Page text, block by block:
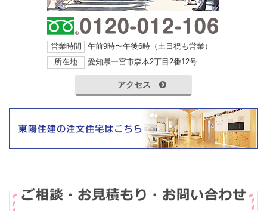
営業時間
午前9時〜午後6時（土日祝も営業）
所在地
愛知県一宮市森本2丁目2番12号
アクセス